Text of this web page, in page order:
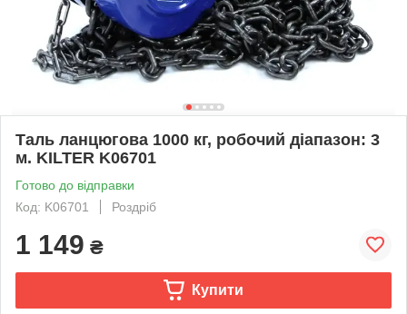
Таль ланцюгова 1000 кг, робочий діапазон: 3
м. KILTER K06701
Готово до відправки
Код: K06701
Роздріб
1 149 ₴
Купити